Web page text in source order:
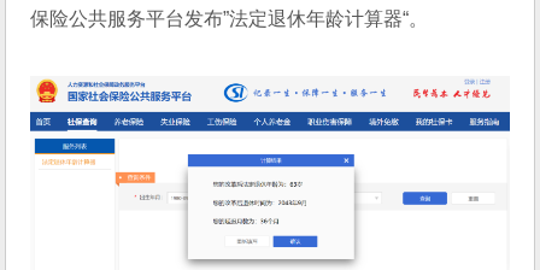
保险公共服务平台发布”法定退休年龄计算器“。